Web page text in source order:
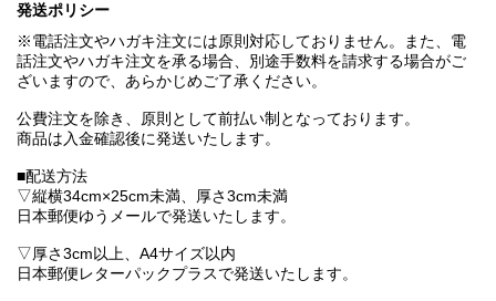
発送ポリシー
※電話注文やハガキ注文には原則対応しておりません。また、電
話注文やハガキ注文を承る場合、別途手数料を請求する場合がご
ざいますので、あらかじめご了承ください。
公費注文を除き、原則として前払い制となっております。
商品は入金確認後に発送いたします。
■配送方法
▽縦横34cm×25cm未満、厚さ3cm未満
日本郵便ゆうメールで発送いたします。
▽厚さ3cm以上、A4サイズ以内
日本郵便レターパックプラスで発送いたします。